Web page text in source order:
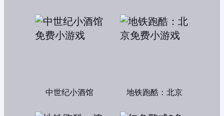
中世纪小酒馆 地铁跑酷：北京